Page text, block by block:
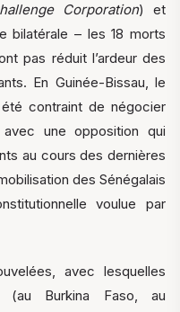
Corporation) et
bilatérale – les 18 morts
pas réduit l’ardeur des
En Guinée-Bissau, le
contraint de négocier
une opposition qui
au cours des dernières
des Sénégalais
voulue par
avec lesquelles
(au Burkina Faso, au